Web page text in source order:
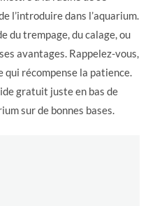
l’introduire dans l’aquarium.
du trempage, du calage, ou
avantages. Rappelez-vous,
qui récompense la patience.
gratuit juste en bas de
sur de bonnes bases.